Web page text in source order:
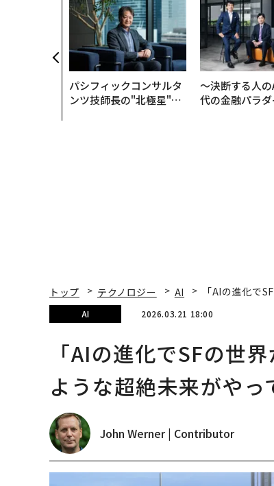
パシフィックコンサルタ
ンツ技師長の"北極星"。
〜決断する人の
代の金融パラ
トップ テクノロジー AI 「AIの進化で
AI 2026.03.21 18:00
「AIの進化でSFの世
ような超絶未来がやっ
John Werner | Contributor